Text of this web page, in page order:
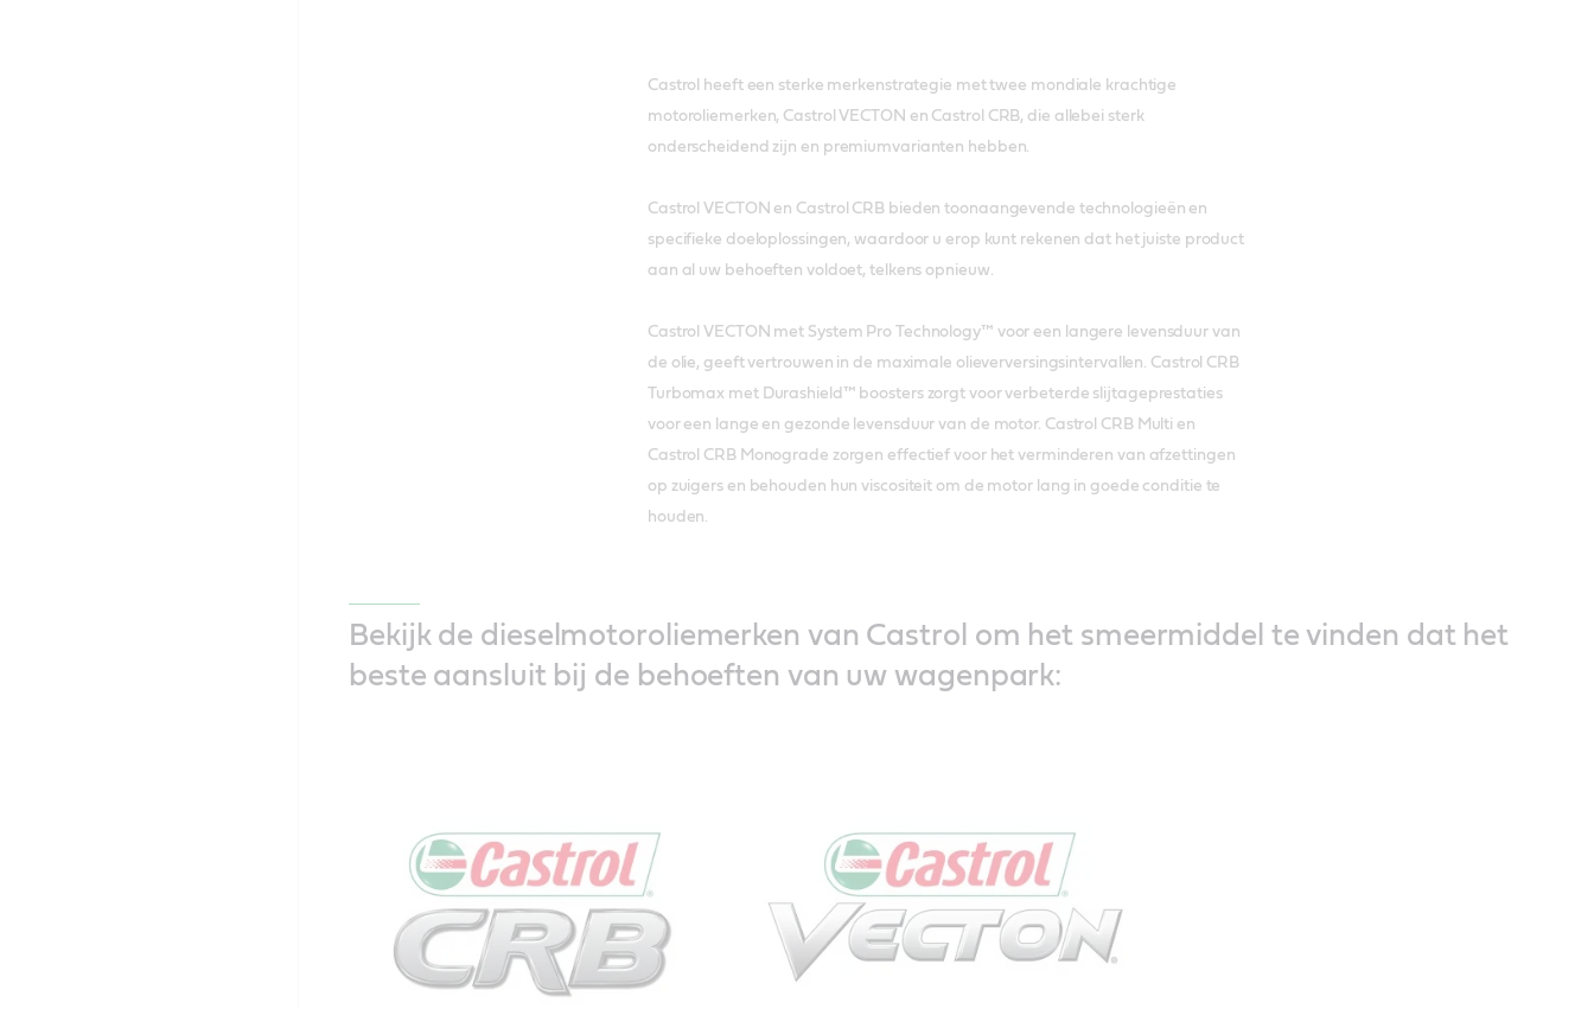
Castrol heeft een sterke merkenstrategie met twee mondiale krachtige
motoroliemerken, Castrol VECTON en Castrol CRB, die allebei sterk
onderscheidend zijn en premiumvarianten hebben.
Castrol VECTON en Castrol CRB bieden toonaangevende technologieën en
specifieke doeloplossingen, waardoor u erop kunt rekenen dat het juiste product
aan al uw behoeften voldoet, telkens opnieuw.
Castrol VECTON met System Pro Technology™ voor een langere levensduur van
de olie, geeft vertrouwen in de maximale olieverversingsintervallen. Castrol CRB
Turbomax met Durashield™ boosters zorgt voor verbeterde slijtageprestaties
voor een lange en gezonde levensduur van de motor. Castrol CRB Multi en
Castrol CRB Monograde zorgen effectief voor het verminderen van afzettingen
op zuigers en behouden hun viscositeit om de motor lang in goede conditie te
houden.
Bekijk de dieselmotoroliemerken van Castrol om het smeermiddel te vinden dat het
beste aansluit bij de behoeften van uw wagenpark: